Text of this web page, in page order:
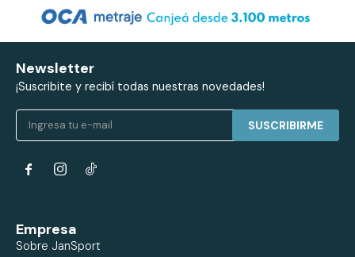
Newsletter
¡Suscribite y recibí todas nuestras novedades!
SUSCRIBIRME
 
Empresa
Sobre JanSport